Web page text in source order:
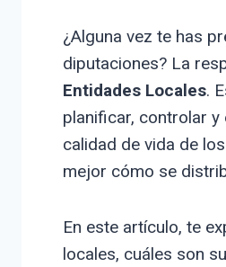
¿Alguna vez te has
diputaciones? La
Entidades Locales.
planificar, controlar
calidad de vida de
mejor cómo se
En este artículo, te
locales, cuáles son